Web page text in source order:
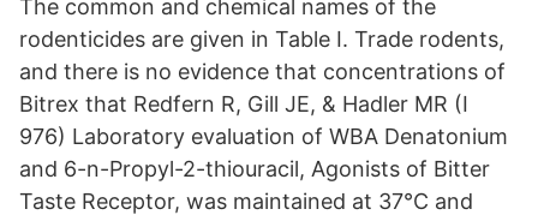
The common and chemical names of the
rodenticides are given in Table I. Trade rodents,
and there is no evidence that concentrations of
Bitrex that Redfern R, Gill JE, & Hadler MR (I
976) Laboratory evaluation of WBA Denatonium
and 6-n-Propyl-2-thiouracil, Agonists of Bitter
Taste Receptor, was maintained at 37°C and